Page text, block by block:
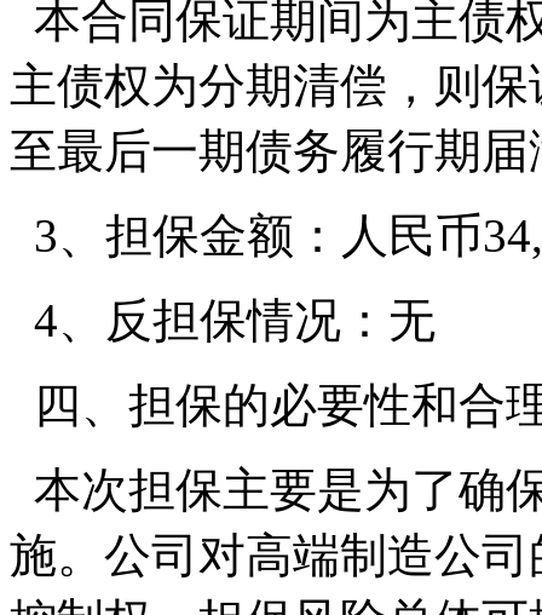
本合同保证期间为主债
主债权为分期清偿，则
至最后一期债务履行期
3、担保金额：人民币
4、反担保情况：无
四、担保的必要性和合
本次担保主要是为了确
施。公司对高端制造公